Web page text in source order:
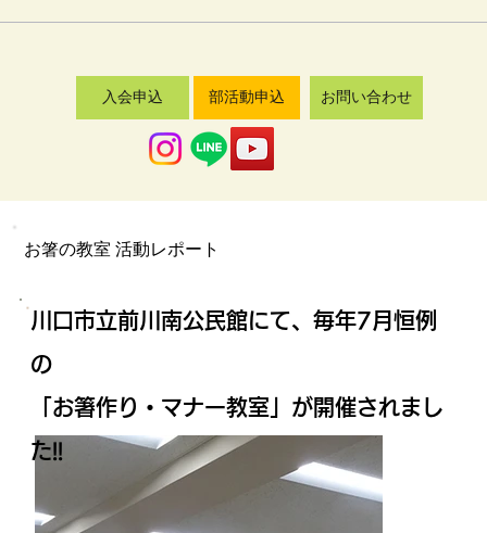
お問い合わせ
部活動申込
入会申込
​お箸の教室 活動レポート
川口市立前川南公民館にて、毎年7月恒例
の
「お箸作り・マナー教室」が開催されまし
た!!